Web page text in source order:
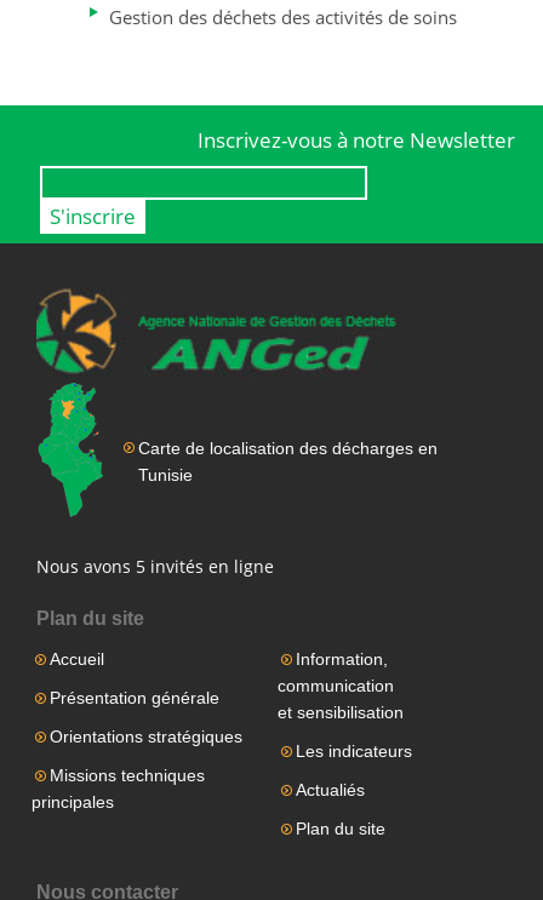
Gestion des déchets des activités de soins
Inscrivez-vous à notre Newsletter
Carte de localisation des décharges en
Tunisie
Nous avons 5 invités en ligne
Plan du site
Accueil
Présentation générale
Orientations stratégiques
Missions techniques
principales
Information,
communication
et sensibilisation
Les indicateurs
Actualiés
Plan du site
Nous contacter